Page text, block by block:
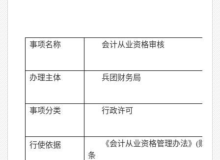
事项名称 会计从业资格审核
办理主体 兵团财务局
事项分类 行政许可
行使依据 《会计从业资格管理办法》 (财政
条